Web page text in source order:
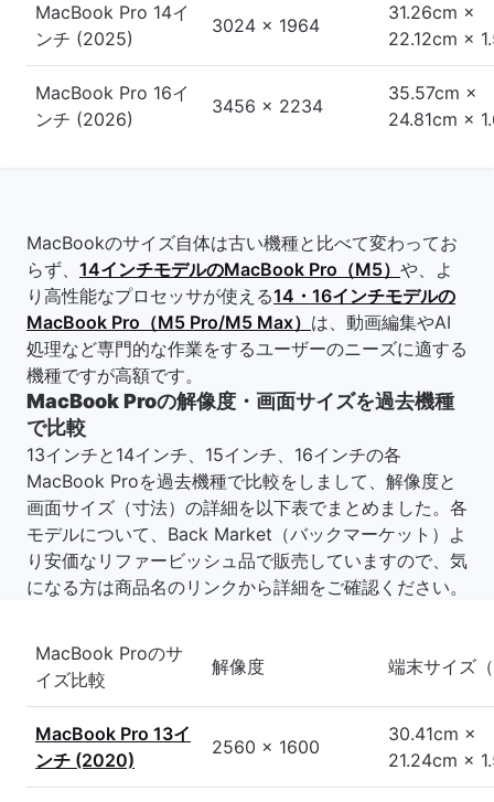
MacBook Pro 14イ
ンチ (2025)
3024 x 1964
31.26cm ×
22.12cm ×
MacBook Pro 16イ
ンチ (2026)
3456 x 2234
35.57cm ×
24.81cm ×
MacBookのサイズ自体は古い機種と比べて変わってお
らず、 14インチモデルのMacBook Pro（M5） や、よ
り高性能なプロセッサが使える14・16インチモデルの
MacBook Pro（M5 Pro/M5 Max） は、動画編集やAI
処理など専門的な作業をするユーザーのニーズに適する
機種ですが高額です。
MacBook Proの解像度・画面サイズを過去機種
で比較
13インチと14インチ、15インチ、16インチの各
MacBook Proを過去機種で比較をしまして、解像度と
画面サイズ（寸法）の詳細を以下表でまとめました。各
モデルについて、Back Market（バックマーケット）よ
り安価なリファービッシュ品で販売していますので、気
になる方は商品名のリンクから詳細をご確認ください。
MacBook Proのサ
イズ比較
解像度 端末サイズ
MacBook Pro 13イ
ンチ (2020)
2560 x 1600
30.41cm ×
21.24cm ×